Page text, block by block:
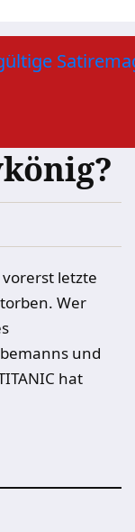
letzte
Wer
und
hat